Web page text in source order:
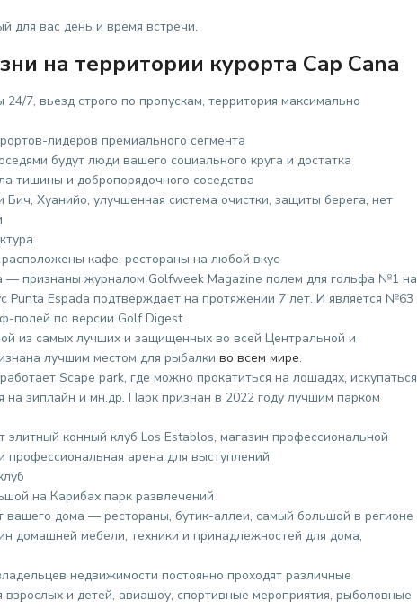
для вас день и время встречи.
на территории курорта Cap Cana
7, вьезд строго по пропускам, территория максимально
лидеров премиального сегмента
будут люди вашего социального круга и достатка
тишины и добропорядочного соседства
Хуанийо, улучшенная система очистки, защиты берега, нет
кафе, рестораны на любой вкус
— признаны журналом Golfweek Magazine полем для гольфа №1 на
Punta Espada подтверждает на протяжении 7 лет. И является №63
полей по версии Golf Digest
из самых лучших и защищенных во всей Центральной и
лучшим местом для рыбалки во всем мире.
Scape park, где можно прокатиться на лошадях, искупаться
на зиплайн и мн.др. Парк признан в 2022 году лучшим парком
элитный конный клуб Los Establos, магазин профессиональной
профессиональная арена для выступлений
на Карибах парк развлечений
вашего дома — рестораны, бутик-аллеи, самый большой в регионе
домашней мебели, техники и принадлежностей для дома,
недвижимости постоянно проходят различные
взрослых и детей, авиашоу, спортивные мероприятия, рыболовные